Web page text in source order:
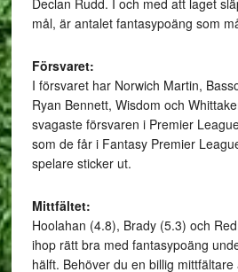
Declan Rudd. I och med att laget
mål, är antalet fantasypoäng som
I försvaret har Norwich Martin,
Ryan Bennett, Wisdom och
svagaste försvaren i Premier
som de får i Fantasy Premier
spelare sticker ut.
Hoolahan (4.8), Brady (5.3) och
ihop rätt bra med fantasypoäng
hälft. Behöver du en billig